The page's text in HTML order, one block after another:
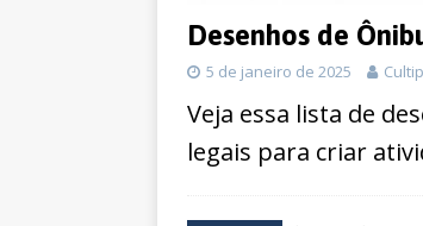
Desenhos de
5 de janeiro de 2025
Veja essa lista de
legais para criar